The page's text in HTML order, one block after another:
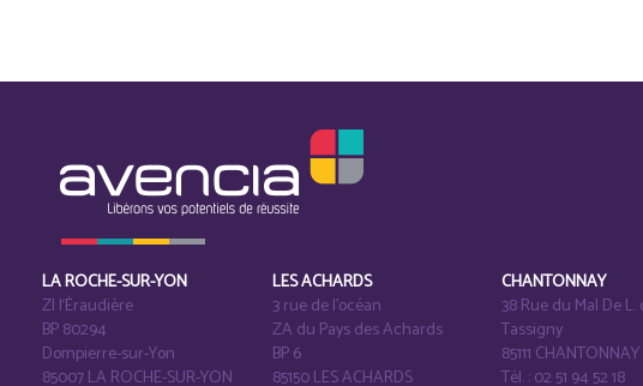
LA ROCHE-SUR-YON
ZI l‘Éraudière
BP 80294
Dompierre-sur-Yon
85007 LA ROCHE-SUR-YON
LES ACHARDS
3 rue de l’océan
ZA du Pays des Achards
BP 6
85150 LES ACHARDS
CHANTONNAY
38 Rue du Mal De L.
Tassigny
85111 CHANTONNAY
Tél. : 02 51 94 52 18